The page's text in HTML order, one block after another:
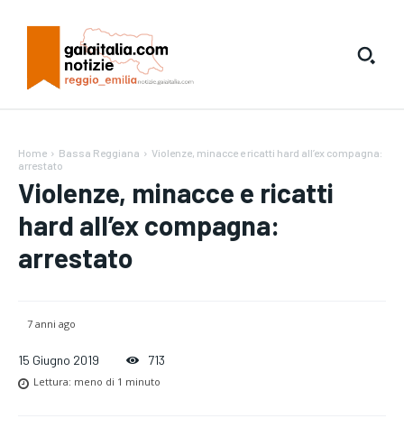
Home Bassa Reggiana
Violenze, minacce e ricatti hard all’ex compagna:
arrestato
Violenze, minacce e ricatti
hard all’ex compagna:
arrestato
7 anni ago
15 Giugno 2019 713
Lettura: meno di 1 minuto